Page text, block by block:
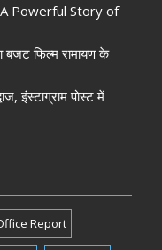
A Powerful Story of
बजट फिल्म रामायण के
इंस्टाग्राम पोस्ट में
Report